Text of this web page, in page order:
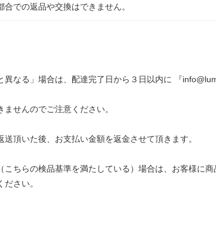
での返品や交換はできません。
なる」場合は、配達完了日から３日以内に 『
せんのでご注意ください。
頂いた後、お支払い金額を返金させて頂きます。
ちらの検品基準を満たしている）場合は、お客様に
さい。